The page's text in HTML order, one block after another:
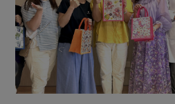
芽苗類 蕈
辛香料類
奶蛋豆・五穀
蛋 乳
米食
麵食
肉食
海鮮
預購活動
把最好的台灣味帶回家！
防災用品預購圓滿結束
綠主張
觀點文章
主婦食堂 一
關於合作社